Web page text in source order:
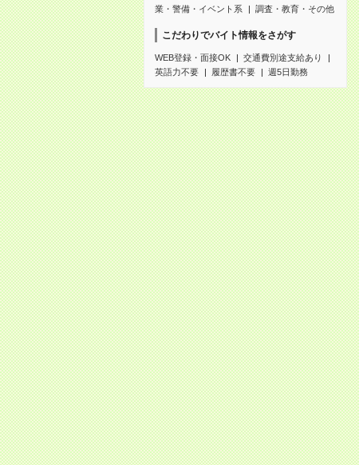
業・警備・イベント系
調査・教育・その他
こだわりでバイト情報をさがす
WEB登録・面接OK
交通費別途支給あり
英語力不要
履歴書不要 週5日勤務